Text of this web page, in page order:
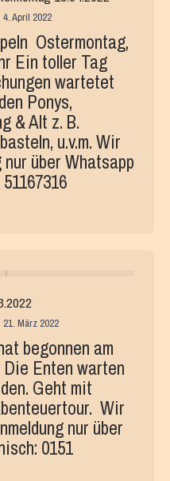
4. April 2022
Ostermontag,
Ein toller Tag
wartetet
Ponys,
& Alt z. B.
u.v.m. Wir
nur über Whatsapp
21. März 2022
begonnen am
Die Enten warten
Geht mit
Wir
nur über
0151